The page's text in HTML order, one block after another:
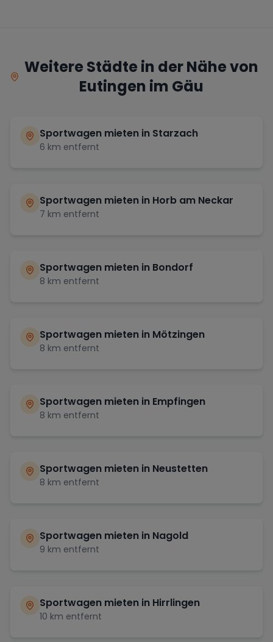
Weitere Städte in der Nähe von
Eutingen im Gäu
Sportwagen mieten in Starzach
6 km entfernt
Sportwagen mieten in Horb am Neckar
7 km entfernt
Sportwagen mieten in Bondorf
8 km entfernt
Sportwagen mieten in Mötzingen
8 km entfernt
Sportwagen mieten in Empfingen
8 km entfernt
Sportwagen mieten in Neustetten
8 km entfernt
Sportwagen mieten in Nagold
9 km entfernt
Sportwagen mieten in Hirrlingen
10 km entfernt